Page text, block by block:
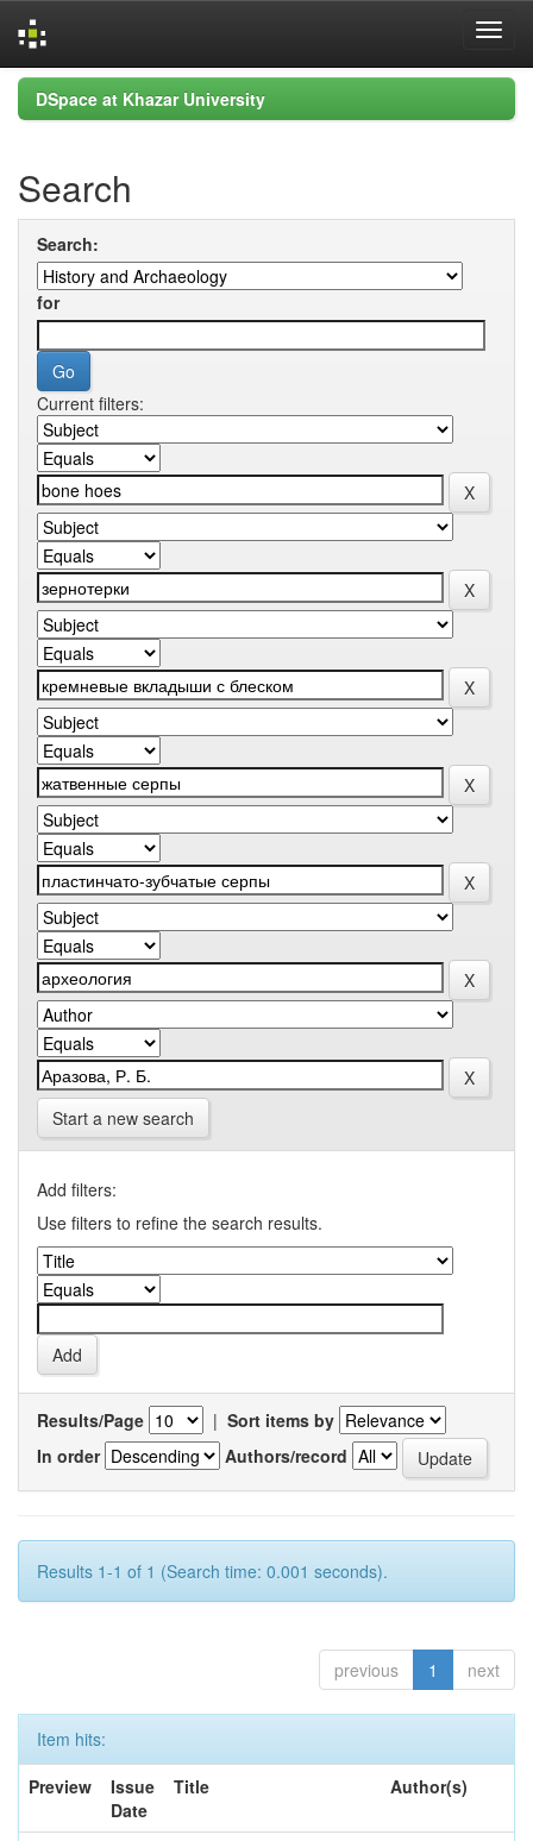
Skip
navigation
DSpace at Khazar University
Search
Search:
for
Current filters:
Start a new search
Add filters:
Use filters to refine the search results.
Results/Page | Sort items by
In order
Authors/record
Results 1-1 of 1 (Search time: 0.001 seconds).
previous 1 next
Item hits:
Preview
Issue
Date
Title Author(s)